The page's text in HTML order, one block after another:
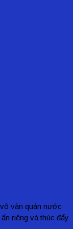
vàn quán nước
riêng và thúc đẩy